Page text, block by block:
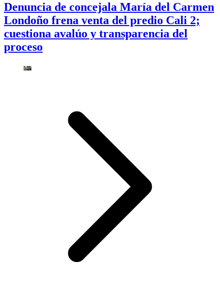
Denuncia de concejala María del Carmen
Londoño frena venta del predio Cali 2;
cuestiona avalúo y transparencia del
proceso